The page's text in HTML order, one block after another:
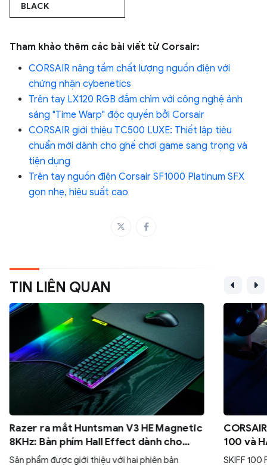
BLACK
Tham khảo thêm các bài viết từ Corsair:
CORSAIR nâng tầm chất lượng nguồn điện với
chứng nhận cybenetics
Trên tay LX120 RGB đắm chìm với công nghệ ánh
sáng "Time Warp" độc quyền bởi Corsair
CORSAIR giới thiệu TC500 LUXE: Thiết lập tiêu
chuẩn mới dành cho ghế chơi game sang trọng và
tiện dụng
Trên tay nguồn điện Corsair SF1000 Platinum SFX
gọn nhẹ, hiệu suất cao
TIN LIÊN QUAN
Razer ra mắt Huntsman V3 HE Magnetic
8KHz: Bàn phím Hall Effect dành cho
game thủ esports
Sản phẩm được giới thiệu với hai phiên bản
100 và
đa năng
SKIFF 100